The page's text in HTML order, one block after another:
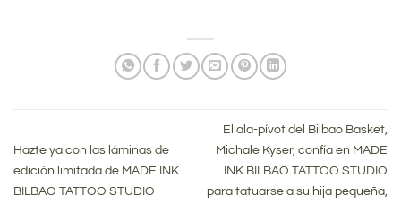
Hazte ya con las láminas de
edición limitada de MADE INK
BILBAO TATTOO STUDIO
El ala-pívot del Bilbao Basket,
Michale Kyser, confía en MADE
INK BILBAO TATTOO STUDIO
para tatuarse a su hija pequeña,